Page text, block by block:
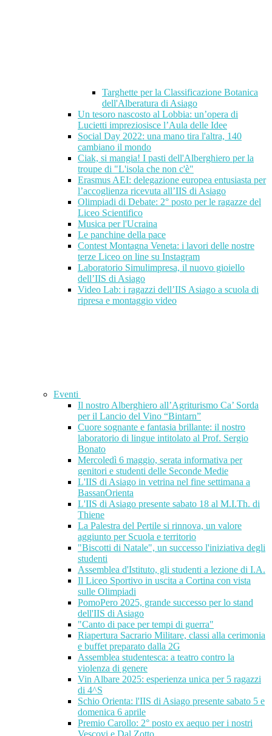
Targhette per la Classificazione Botanica
dell'Alberatura di Asiago
Un tesoro nascosto al Lobbia: un’opera di
Lucietti impreziosisce l’Aula delle Idee
Social Day 2022: una mano tira l'altra, 140
cambiano il mondo
Ciak, si mangia! I pasti dell'Alberghiero per la
troupe di "L'isola che non c'è"
Erasmus AEI: delegazione europea entusiasta per
l’accoglienza ricevuta all’IIS di Asiago
Olimpiadi di Debate: 2° posto per le ragazze del
Liceo Scientifico
Musica per l'Ucraina
Le panchine della pace
Contest Montagna Veneta: i lavori delle nostre
terze Liceo on line su Instagram
Laboratorio Simulimpresa, il nuovo gioiello
dell’IIS di Asiago
Video Lab: i ragazzi dell’IIS Asiago a scuola di
ripresa e montaggio video
Eventi
Il nostro Alberghiero all’Agriturismo Ca’ Sorda
per il Lancio del Vino “Bintarn”
Cuore sognante e fantasia brillante: il nostro
laboratorio di lingue intitolato al Prof. Sergio
Bonato
Mercoledì 6 maggio, serata informativa per
genitori e studenti delle Seconde Medie
L'IIS di Asiago in vetrina nel fine settimana a
BassanOrienta
L'IIS di Asiago presente sabato 18 al M.I.Th. di
Thiene
La Palestra del Pertile si rinnova, un valore
aggiunto per Scuola e territorio
"Biscotti di Natale", un successo l'iniziativa degli
studenti
Assemblea d'Istituto, gli studenti a lezione di I.A.
Il Liceo Sportivo in uscita a Cortina con vista
sulle Olimpiadi
PomoPero 2025, grande successo per lo stand
dell'IIS di Asiago
"Canto di pace per tempi di guerra"
Riapertura Sacrario Militare, classi alla cerimonia
e buffet preparato dalla 2G
Assemblea studentesca: a teatro contro la
violenza di genere
Vin Albare 2025: esperienza unica per 5 ragazzi
di 4^S
Schio Orienta: l'IIS di Asiago presente sabato 5 e
domenica 6 aprile
Premio Carollo: 2° posto ex aequo per i nostri